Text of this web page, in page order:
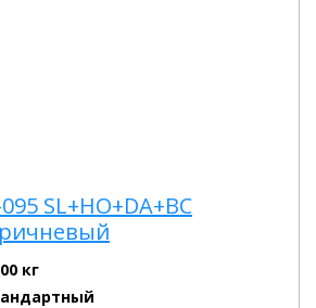
SL+HO+DA+BC
кг